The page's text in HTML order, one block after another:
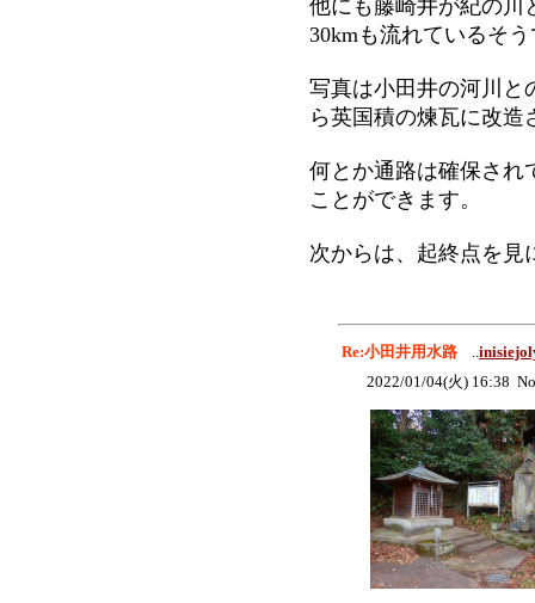
他にも藤崎井が紀の川
30kmも流れているそ
写真は小田井の河川と
ら英国積の煉瓦に改
何とか通路は確保され
ことができます。
次からは、起終点を見
Re:小田井用水路 ..
2022/01/04(火) 16:38